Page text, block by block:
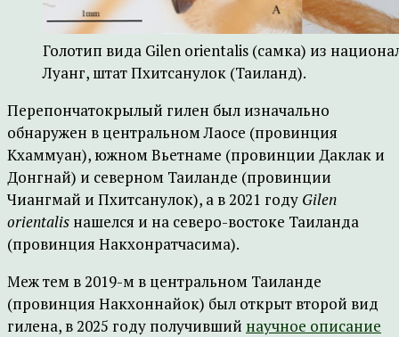
Голотип вида Gilen orientalis (самка) из
Луанг, штат Пхитсанулок (Таиланд).
Перепончатокрылый гилен был изначально
обнаружен в центральном Лаосе (провинция
Кхаммуан), южном Вьетнаме (провинции Даклак и
Донгнай) и северном Таиланде (провинции
Чиангмай и Пхитсанулок), а в 2021 году Gilen
orientalis нашелся и на северо-востоке Таиланда
(провинция Накхонратчасима).
Меж тем в 2019-м в центральном Таиланде
(провинция Накхоннайок) был открыт второй вид
гилена, в 2025 году получивший научное описание